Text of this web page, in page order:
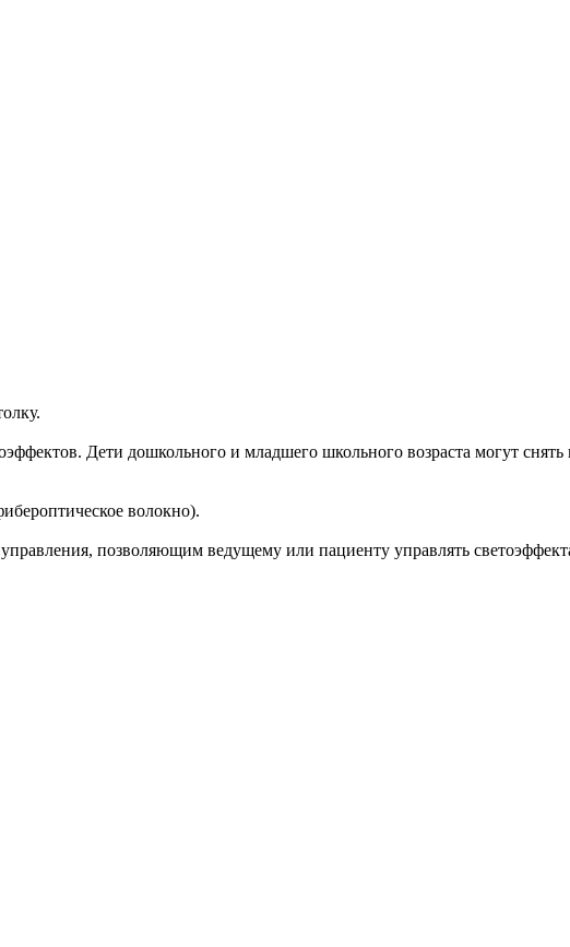
Дети дошкольного и младшего школьного возраста могут
волокно).
позволяющим ведущему или пациенту управлять